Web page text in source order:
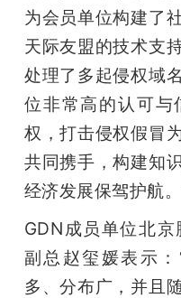
为会员单位构建了
天际友盟的技术支
处理了多起侵权域
位非常高的认可与
权，打击侵权假冒
共同携手，构建知
经济发展保驾护航
GDN成员单位北
副总赵玺媛表示
多、分布广，并且